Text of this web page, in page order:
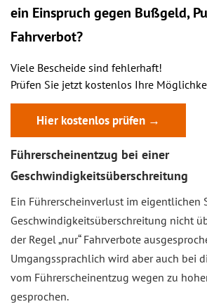
ein Einspruch gegen Bußgeld,
Fahrverbot?
Viele Bescheide sind fehlerhaft!
Prüfen Sie jetzt kostenlos Ihre
Hier kostenlos prüfen →
Führerscheinentzug bei einer
Geschwindigkeitsüberschreitung
Ein Führerscheinverlust im eigentlichen
Geschwindigkeitsüberschreitung nicht
der Regel „nur“ Fahrverbote
Umgangssprachlich wird aber auch bei
vom Führerscheinentzug wegen zu
gesprochen.